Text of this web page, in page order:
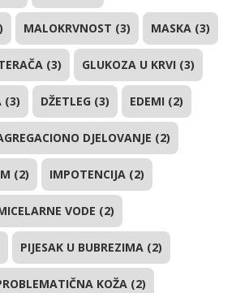
MALOKRVNOST (3) MASKA (3)
(3) GLUKOZA U KRVI (3)
(3) DŽETLEG (3) EDEMI (2)
DJELOVANJE (2)
(2) IMPOTENCIJA (2)
VODE (2)
PIJESAK U BUBREZIMA (2)
KOŽA (2)